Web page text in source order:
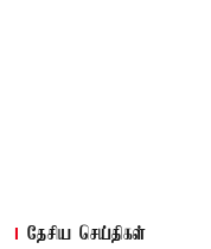
தேசிய செய்திகள்